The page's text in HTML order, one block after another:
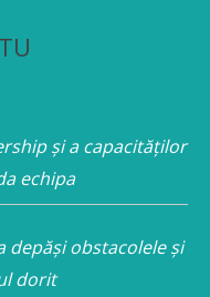
și a capacităților
echipa
depăși obstacolele și
dorit